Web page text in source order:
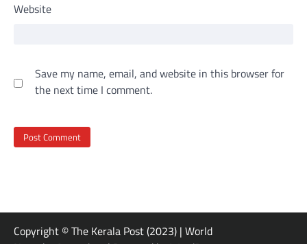
Website
Save my name, email, and website in this browser for
the next time I comment.
Copyright © The Kerala Post (2023) | World